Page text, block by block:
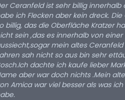
Ceranfeld ist sehr billig innerhalb
ich Flecken aber kein dreck. Die
billig, das die Oberfläche Kratzer
sein ,das es innerhalb von einer
mein altes Ceranfeld
sah nicht so aus bin sehr
dachte ich kaufe lieber
aber war doch nichts .Mein
Amica war viel besser als was